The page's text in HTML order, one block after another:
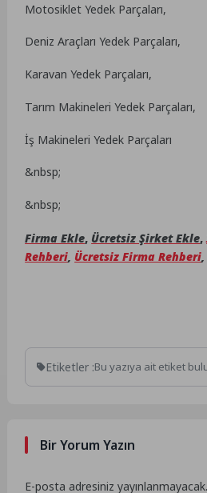
Motosiklet Yedek Parçaları,
Deniz Araçları Yedek Parçaları,
Karavan Yedek Parçaları,
Tarım Makineleri Yedek Parçaları,
İş Makineleri Yedek Parçaları
&nbsp;
&nbsp;
Firma Ekle, Ücretsiz Şirket Ekle,
Rehberi, Ücretsiz Firma Rehberi
Etiketler :Bu yazıya ait etiket
Bir Yorum Yazın
E-posta adresiniz yayınlanmayacak.